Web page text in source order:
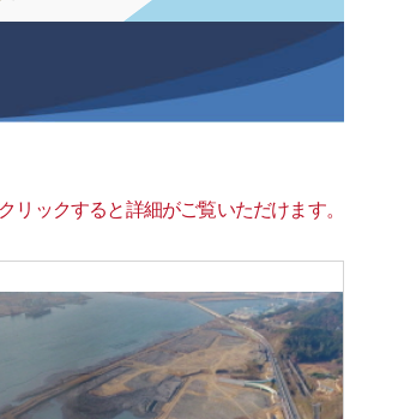
リックすると詳細がご覧いただけます。